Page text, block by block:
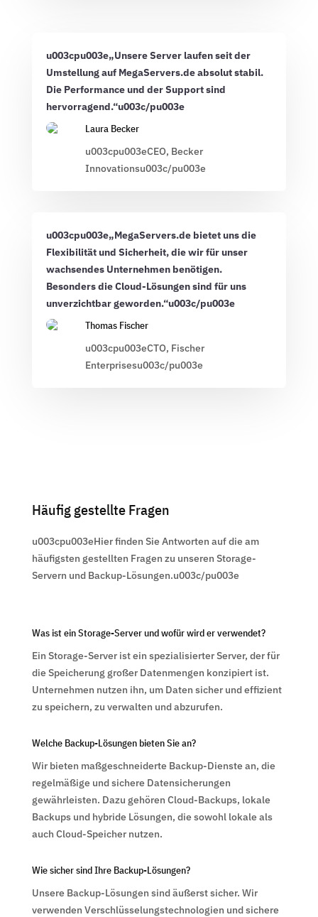
u003cpu003e„Unsere Server laufen seit der
Umstellung auf MegaServers.de absolut stabil.
Die Performance und der Support sind
hervorragend.“u003c/pu003e
Laura Becker
u003cpu003eCEO, Becker
Innovationsu003c/pu003e
u003cpu003e„MegaServers.de bietet uns die
Flexibilität und Sicherheit, die wir für unser
wachsendes Unternehmen benötigen.
Besonders die Cloud-Lösungen sind für uns
unverzichtbar geworden.“u003c/pu003e
Thomas Fischer
u003cpu003eCTO, Fischer
Enterprisesu003c/pu003e
Häufig gestellte Fragen
u003cpu003eHier finden Sie Antworten auf die am
häufigsten gestellten Fragen zu unseren Storage-
Servern und Backup-Lösungen.u003c/pu003e
Was ist ein Storage-Server und wofür wird er verwendet?
Ein Storage-Server ist ein spezialisierter Server, der für
die Speicherung großer Datenmengen konzipiert ist.
Unternehmen nutzen ihn, um Daten sicher und effizient
zu speichern, zu verwalten und abzurufen.
Welche Backup-Lösungen bieten Sie an?
Wir bieten maßgeschneiderte Backup-Dienste an, die
regelmäßige und sichere Datensicherungen
gewährleisten. Dazu gehören Cloud-Backups, lokale
Backups und hybride Lösungen, die sowohl lokale als
auch Cloud-Speicher nutzen.
Wie sicher sind Ihre Backup-Lösungen?
Unsere Backup-Lösungen sind äußerst sicher. Wir
verwenden Verschlüsselungstechnologien und sichere